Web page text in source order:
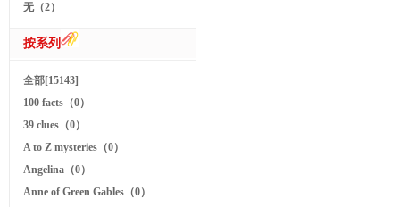
无（2）
按系列
全部[15143]
100 facts（0）
39 clues（0）
A to Z mysteries（0）
Angelina（0）
Anne of Green Gables（0）